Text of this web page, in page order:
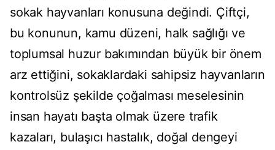
sokak hayvanları konusuna değindi. Çiftçi,
bu konunun, kamu düzeni, halk sağlığı ve
toplumsal huzur bakımından büyük bir önem
arz ettiğini, sokaklardaki sahipsiz hayvanların
kontrolsüz şekilde çoğalması meselesinin
insan hayatı başta olmak üzere trafik
kazaları, bulaşıcı hastalık, doğal dengeyi